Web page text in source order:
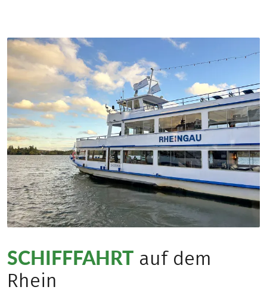
SCHIFFFAHRT auf dem
Rhein